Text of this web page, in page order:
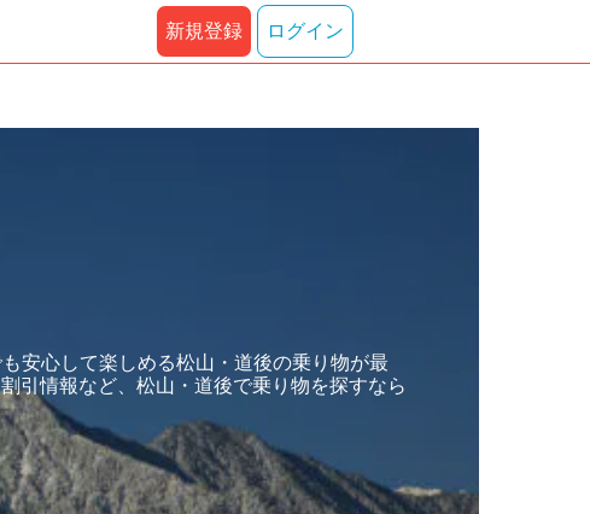
新規登録 ログイン
安心して楽しめる松山・道後の乗り物が最
引情報など、松山・道後で乗り物を探すなら